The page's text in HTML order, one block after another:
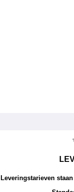
Leveringstarieven